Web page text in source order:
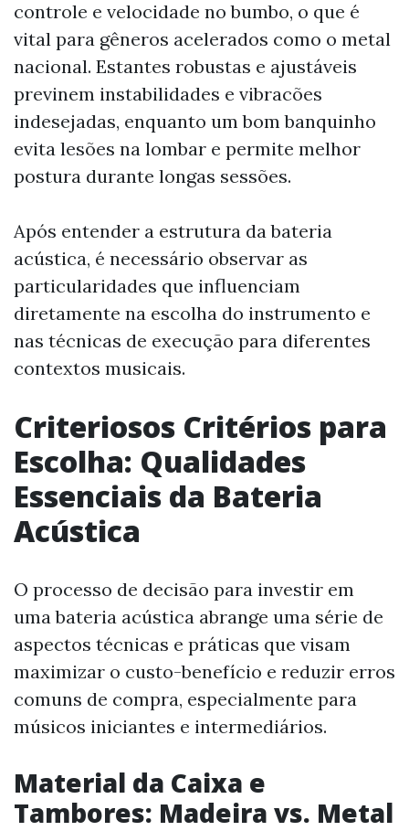
controle e velocidade no bumbo, o que é
vital para gêneros acelerados como o metal
nacional. Estantes robustas e ajustáveis
previnem instabilidades e vibracões
indesejadas, enquanto um bom banquinho
evita lesões na lombar e permite melhor
postura durante longas sessões.
Após entender a estrutura da bateria
acústica, é necessário observar as
particularidades que influenciam
diretamente na escolha do instrumento e
nas técnicas de execução para diferentes
contextos musicais.
Criteriosos Critérios para
Escolha: Qualidades
Essenciais da Bateria
Acústica
O processo de decisão para investir em
uma bateria acústica abrange uma série de
aspectos técnicas e práticas que visam
maximizar o custo-benefício e reduzir erros
comuns de compra, especialmente para
músicos iniciantes e intermediários.
Material da Caixa e
Tambores: Madeira vs. Metal